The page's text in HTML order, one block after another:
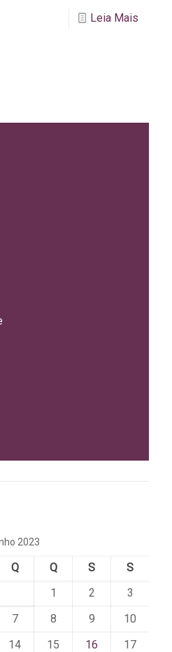
Leia Mais
2023
Q Q S
S
1
2
3
7 8 9
10
14 15 16
17